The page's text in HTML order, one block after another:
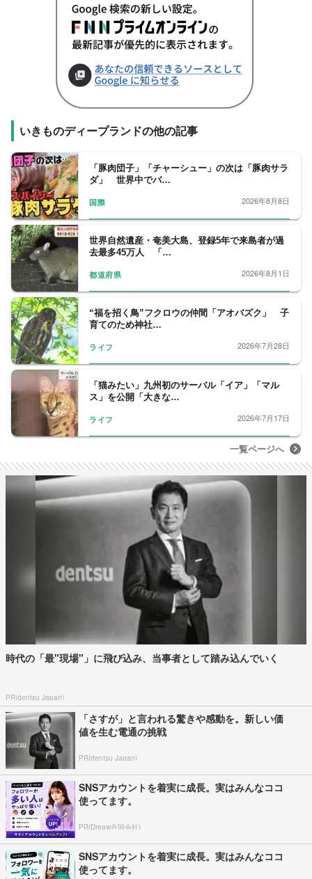
いきものディープランドの他の記事
「豚肉団子」「チャーシュー」の次は「豚肉サラ
ダ」 世界中でバ…
国際 2026年8月8日
世界自然遺産・奄美大島、登録5年で来島者が過
去最多45万人 「…
都道府県 2026年8月1日
“福を招く鳥”フクロウの仲間「アオバズク」 子
育てのため神社…
ライフ 2026年7月28日
「猫みたい」九州初のサーバル「イア」「マル
ス」を公開「大きな…
ライフ 2026年7月17日
一覧ページへ
時代の「最"現場"」に飛び込み、当事者として踏み込んでいく
PR(dentsu Japan)
「さすが」と言われる驚きや感動を。新しい価
値を生む電通の挑戦
PR(dentsu Japan)
SNSアカウントを着実に成長。実はみんなココ
使ってます。
PR(Dreaw合同会社)
SNSアカウントを着実に成長。実はみんなココ
使ってます。